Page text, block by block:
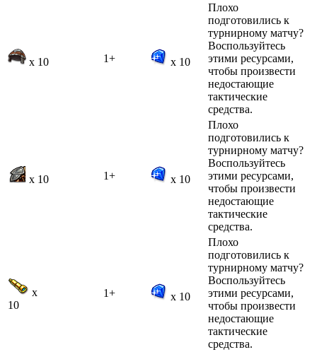
x 10 1+ x 10
Плохо
подготовились к
турнирному матчу?
Воспользуйтесь
этими ресурсами,
чтобы произвести
недостающие
тактические
средства.
x 10 1+ x 10
Плохо
подготовились к
турнирному матчу?
Воспользуйтесь
этими ресурсами,
чтобы произвести
недостающие
тактические
средства.
x
10
1+ x 10
Плохо
подготовились к
турнирному матчу?
Воспользуйтесь
этими ресурсами,
чтобы произвести
недостающие
тактические
средства.